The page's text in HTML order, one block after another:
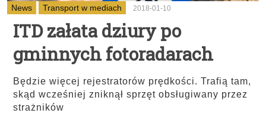
News Transport w mediach 2018-01-10
ITD załata dziury po
gminnych fotoradarach
Będzie więcej rejestratorów prędkości. Trafią tam,
skąd wcześniej zniknął sprzęt obsługiwany przez
strażników